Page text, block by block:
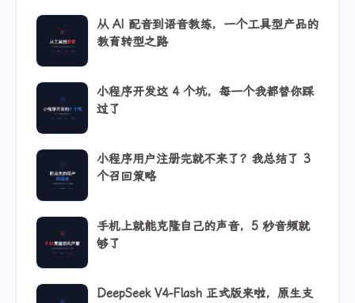
从 AI 配音到语音教练，一个工具型产品的
教育转型之路
小程序开发这 4 个坑，每一个我都替你踩
过了
小程序用户注册完就不来了？我总结了 3
个召回策略
手机上就能克隆自己的声音，5 秒音频就
够了
DeepSeek V4-Flash 正式版来啦，原生支